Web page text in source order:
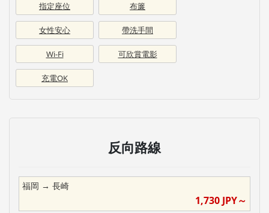
指定座位 布簾
女性安心 帶洗手間
Wi-Fi 可欣賞電影
充電OK
反向路線
福岡 → 長崎
1,730 JPY～